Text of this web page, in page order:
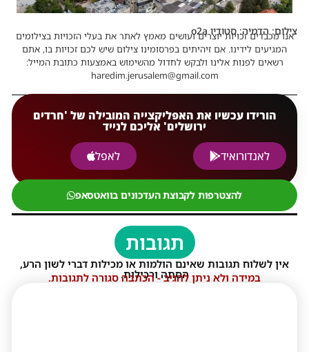
צילום: הדמיה: סטודיו o2a
אנו מכבדים זכויות יוצרים ועושים מאמץ לאתר את בעלי הזכויות בצילומים
המגיעים לידינו. אם זיהיתים בפרסומינו צילום שיש לכם זכויות בו, אתם
רשאים לפנות אלינו ולבקש לחדול מהשימוש באמצעות כתובת המייל:
haredim.jerusalem@gmail.com
הורידו עכשיו את האפליקצייה המובילה של 'חרדים
ירושלים' אליכם לנייד
לאנדורואיד
לאפל
להצטרפות לקבוצת העדכונים בוואטסאפ
תגובות
אין לשלוח תגובות שאינם הולמות או מכילות דברי לשון הרע,
הסתה ורכילות.
במידה ולא ניתן להגיב - הכתבה סגורה לתגובות.